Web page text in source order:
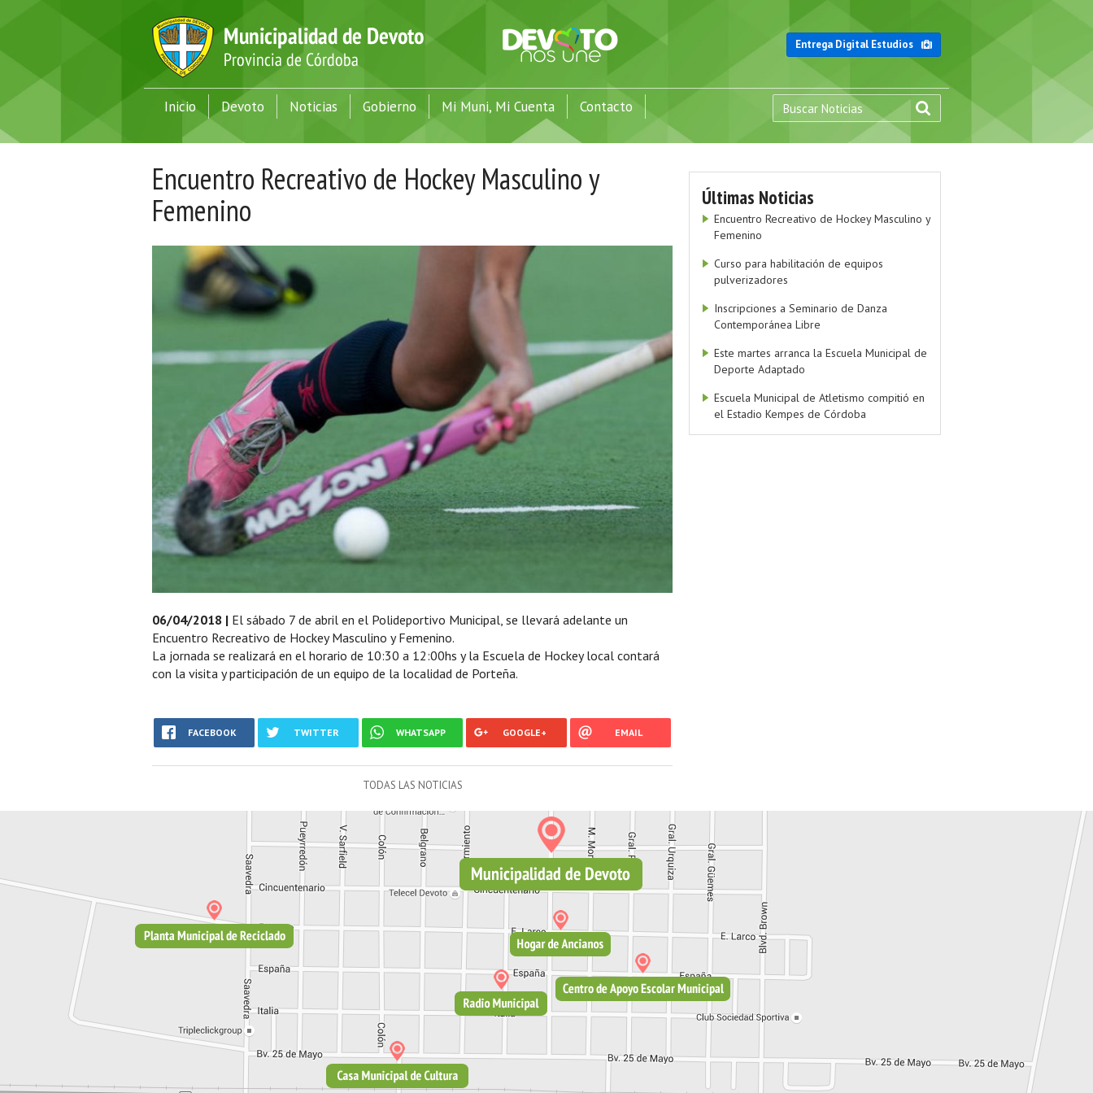
Entrega Digital Estudios
Inicio Devoto Noticias Gobierno Mi Muni, Mi Cuenta Contacto
Encuentro Recreativo de Hockey Masculino y
Femenino
06/04/2018 | El sábado 7 de abril en el Polideportivo Municipal, se llevará adelante un
Encuentro Recreativo de Hockey Masculino y Femenino.
La jornada se realizará en el horario de 10:30 a 12:00hs y la Escuela de Hockey local contará
con la visita y participación de un equipo de la localidad de Porteña.
FACEBOOK TWITTER WHATSAPP GOOGLE+ EMAIL
TODAS LAS NOTICIAS
Últimas Noticias
Encuentro Recreativo de Hockey Masculino y
Femenino
Curso para habilitación de equipos
pulverizadores
Inscripciones a Seminario de Danza
Contemporánea Libre
Este martes arranca la Escuela Municipal de
Deporte Adaptado
Escuela Municipal de Atletismo compitió en
el Estadio Kempes de Córdoba